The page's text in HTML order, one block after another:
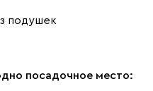
подушек
посадочное место: